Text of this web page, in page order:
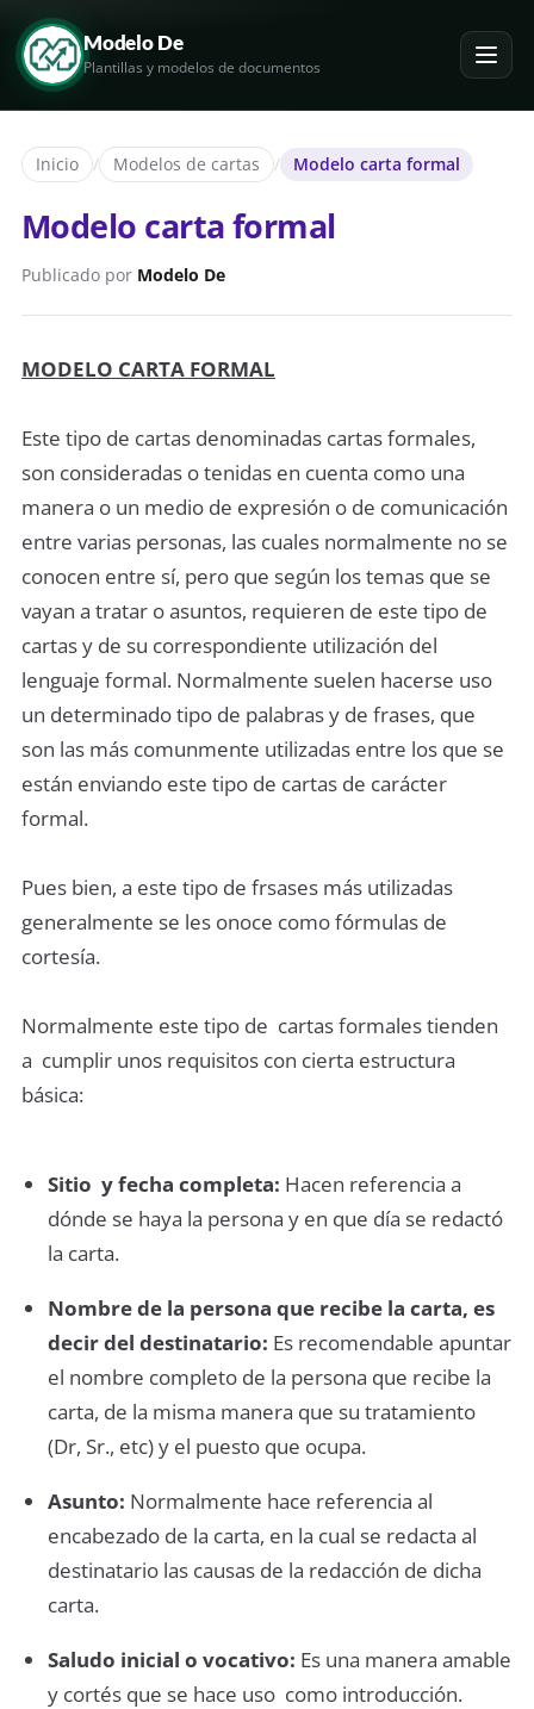
Modelo De
Plantillas y modelos de documentos
Inicio / Modelos de cartas / Modelo carta formal
Modelo carta formal
Publicado por Modelo De
MODELO CARTA FORMAL
Este tipo de cartas denominadas cartas formales,
son consideradas o tenidas en cuenta como una
manera o un medio de expresión o de comunicación
entre varias personas, las cuales normalmente no se
conocen entre sí, pero que según los temas que se
vayan a tratar o asuntos, requieren de este tipo de
cartas y de su correspondiente utilización del
lenguaje formal. Normalmente suelen hacerse uso
un determinado tipo de palabras y de frases, que
son las más comunmente utilizadas entre los que se
están enviando este tipo de cartas de carácter
formal.
Pues bien, a este tipo de frsases más utilizadas
generalmente se les onoce como fórmulas de
cortesía.
Normalmente este tipo de cartas formales tienden
a cumplir unos requisitos con cierta estructura
básica:
Sitio y fecha completa: Hacen referencia a
dónde se haya la persona y en que día se redactó
la carta.
Nombre de la persona que recibe la carta, es
decir del destinatario: Es recomendable apuntar
el nombre completo de la persona que recibe la
carta, de la misma manera que su tratamiento
(Dr, Sr., etc) y el puesto que ocupa.
Asunto: Normalmente hace referencia al
encabezado de la carta, en la cual se redacta al
destinatario las causas de la redacción de dicha
carta.
Saludo inicial o vocativo: Es una manera amable
y cortés que se hace uso como introducción.